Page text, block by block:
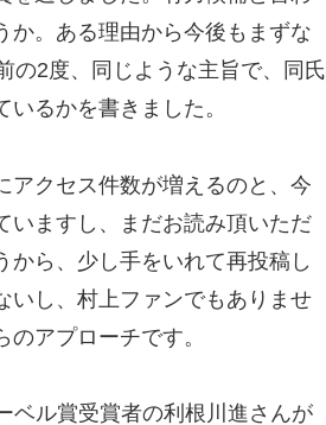
か。ある理由から今後もまずな
の2度、同じような主旨で、同氏
るかを書きました。
アクセス件数が増えるのと、今
いますし、まだお読み頂いただ
から、少し手をいれて再投稿し
いし、村上ファンでもありませ
アプローチです。
ベル賞受賞者の利根川進さんが